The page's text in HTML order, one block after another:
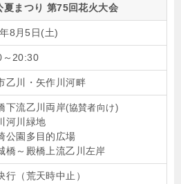
夏まつり 第75回花火大会
8月5日(土)
～20:30
乙川・矢作川河畔
下流乙川両岸(協賛者向け)
河川緑地
公園多目的広場
橋～殿橋上流乙川左岸
行（荒天時中止）